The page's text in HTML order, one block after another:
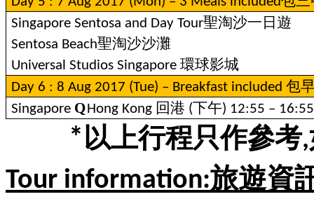
Singapore Sentosa and Day Tour聖淘沙一日遊
Sentosa Beach聖淘沙沙灘
Universal Studios Singapore環球影城
Day 6 : 8 Aug 2017 (Tue) – Breakfast included包
Singapore QHong Kong 回港 (下午) 12:55 – 16:55
*以上行程只作參考,
Tour information:旅遊資